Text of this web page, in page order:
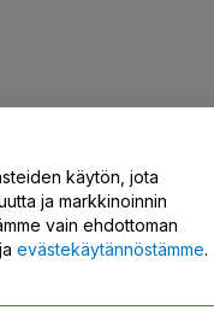
käytön, jota
ja markkinoinnin
vain ehdottoman
evästekäytännöstämme.